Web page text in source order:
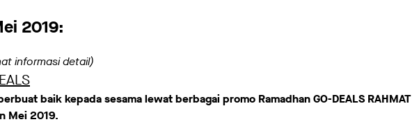
2019:
informasi detail)
baik kepada sesama lewat berbagai promo Ramadhan GO-DEALS RAHMAT
Mei 2019.